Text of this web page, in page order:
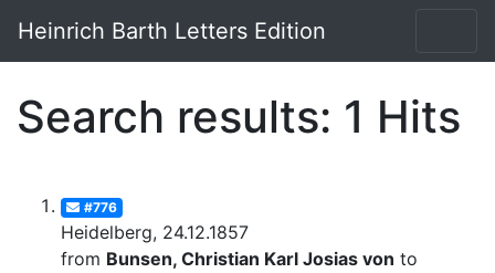
Heinrich Barth Letters Edition
Search results: 1 Hits
#776
Heidelberg, 24.12.1857
from Bunsen, Christian Karl Josias von to